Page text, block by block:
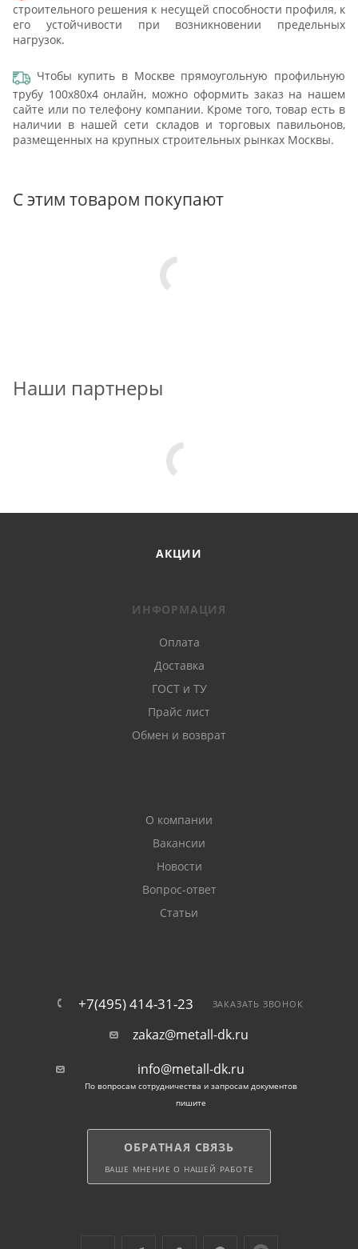
строительного решения к несущей способности профиля, к
его устойчивости при возникновении предельных
нагрузок.
Чтобы купить в Москве прямоугольную профильную
трубу 100х80х4 онлайн, можно оформить заказ на нашем
сайте или по телефону компании. Кроме того, товар есть в
наличии в нашей сети складов и торговых павильонов,
размещенных на крупных строительных рынках Москвы.
С этим товаром покупают
Наши партнеры
АКЦИИ
ИНФОРМАЦИЯ
Оплата
Доставка
ГОСТ и ТУ
Прайс лист
Обмен и возврат
О компании
Вакансии
Новости
Вопрос-ответ
Статьи
+7(495) 414-31-23 ЗАКАЗАТЬ ЗВОНОК
zakaz@metall-dk.ru
info@metall-dk.ru
По вопросам сотрудничества и запросам документов
пишите
ОБРАТНАЯ СВЯЗЬ
ВАШЕ МНЕНИЕ О НАШЕЙ РАБОТЕ